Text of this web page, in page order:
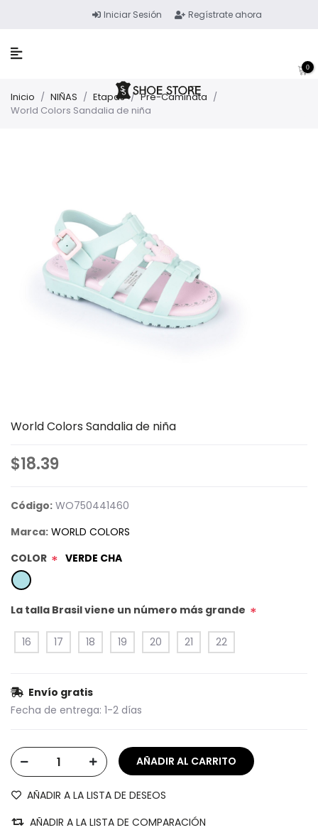
Iniciar Sesión Regístrate ahora
0
Inicio / NIÑAS / Etapas / Pre-Caminata /
World Colors Sandalia de niña
World Colors Sandalia de niña
$18.39
Código: WO750441460
Marca: WORLD COLORS
COLOR * VERDE CHA
La talla Brasil viene un número más grande *
16 17 18 19 20 21 22
Envío gratis
Fecha de entrega: 1-2 días
AÑADIR A LA LISTA DE DESEOS
AÑADIR A LA LISTA DE COMPARACIÓN